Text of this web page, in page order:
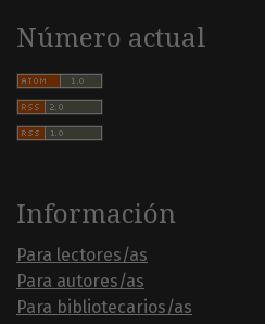
Número actual
Información
Para lectores/as
Para autores/as
Para bibliotecarios/as